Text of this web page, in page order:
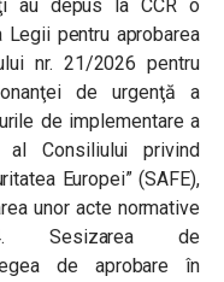
au depus la CCR o
pentru aprobarea
nr. 21/2026 pentru
de urgenţă a
de implementare a
al Consiliului privind
Europei” (SAFE),
unor acte normative
Sesizarea de
de aprobare în